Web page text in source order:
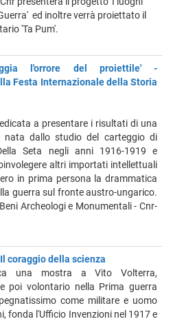
ed inoltre verrà proiettato il
'Ta Pum'.
l'orrore del proiettile' -
Festa Internazionale della Storia
a presentare i risultati di una
nata dallo studio del carteggio di
Seta negli anni 1916-1919 e
altri importati intellettuali
in prima persona la drammatica
guerra sul fronte austro-ungarico.
Archeologi e Monumentali - Cnr-
coraggio della scienza
una mostra a Vito Volterra,
poi volontario nella Prima guerra
come militare e uomo
fonda l'Ufficio Invenzioni nel 1917 e